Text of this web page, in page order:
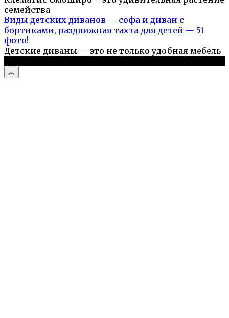
семейства
Виды детских диванов — софа и диван с
бортиками, раздвижная тахта для детей — 51
фото!
Детские диваны — это не только удобная мебель